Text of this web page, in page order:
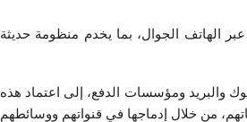
الهاتف الجوال، بما يخدم منظومة حديثة
والبريد ومؤسسات الدفع، إلى اعتماد هذه
من خلال إدماجها في قنواتهم ووسائطهم